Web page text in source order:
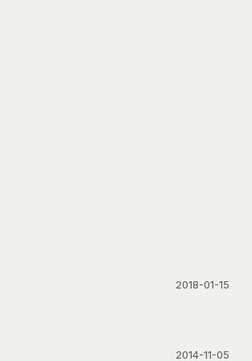
2018-01-15
2014-11-05